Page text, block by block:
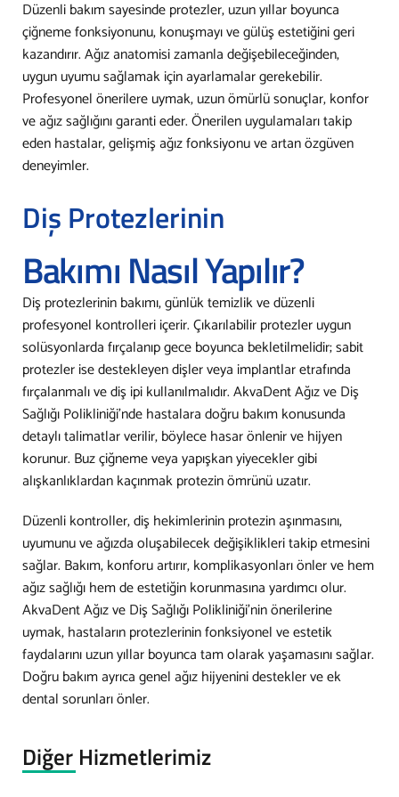
Düzenli bakım sayesinde protezler, uzun yıllar boyunca
çiğneme fonksiyonunu, konuşmayı ve gülüş estetiğini geri
kazandırır. Ağız anatomisi zamanla değişebileceğinden,
uygun uyumu sağlamak için ayarlamalar gerekebilir.
Profesyonel önerilere uymak, uzun ömürlü sonuçlar, konfor
ve ağız sağlığını garanti eder. Önerilen uygulamaları takip
eden hastalar, gelişmiş ağız fonksiyonu ve artan özgüven
deneyimler.
Diş Protezlerinin
Bakımı Nasıl Yapılır?
Diş protezlerinin bakımı, günlük temizlik ve düzenli
profesyonel kontrolleri içerir. Çıkarılabilir protezler uygun
solüsyonlarda fırçalanıp gece boyunca bekletilmelidir; sabit
protezler ise destekleyen dişler veya implantlar etrafında
fırçalanmalı ve diş ipi kullanılmalıdır. AkvaDent Ağız ve Diş
Sağlığı Polikliniği’nde hastalara doğru bakım konusunda
detaylı talimatlar verilir, böylece hasar önlenir ve hijyen
korunur. Buz çiğneme veya yapışkan yiyecekler gibi
alışkanlıklardan kaçınmak protezin ömrünü uzatır.
Düzenli kontroller, diş hekimlerinin protezin aşınmasını,
uyumunu ve ağızda oluşabilecek değişiklikleri takip etmesini
sağlar. Bakım, konforu artırır, komplikasyonları önler ve hem
ağız sağlığı hem de estetiğin korunmasına yardımcı olur.
AkvaDent Ağız ve Diş Sağlığı Polikliniği’nin önerilerine
uymak, hastaların protezlerinin fonksiyonel ve estetik
faydalarını uzun yıllar boyunca tam olarak yaşamasını sağlar.
Doğru bakım ayrıca genel ağız hijyenini destekler ve ek
dental sorunları önler.
Diğer Hizmetlerimiz